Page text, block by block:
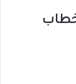
خطاب